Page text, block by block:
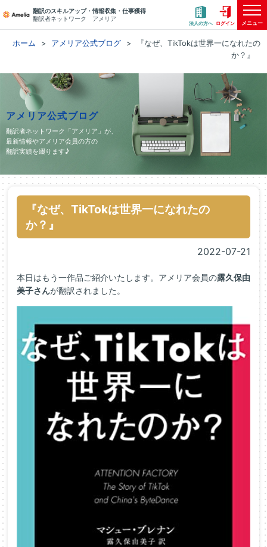
翻訳のスキルアップ・情報収集・仕事獲得
翻訳者ネットワーク アメリア
法人の方へ ログイン メニュー
ホーム アメリア公式ブログ
『なぜ、TikTokは世界一になれたの
か？』
アメリア公式ブログ
翻訳者ネットワーク「アメリア」が、
最新情報やアメリア会員の方の
翻訳実績を綴ります♪
『なぜ、TikTokは世界一になれたの
か？』
2022-07-21
本日はもう一作品ご紹介いたします。アメリア会員の露久保由
美子さんが翻訳されました。